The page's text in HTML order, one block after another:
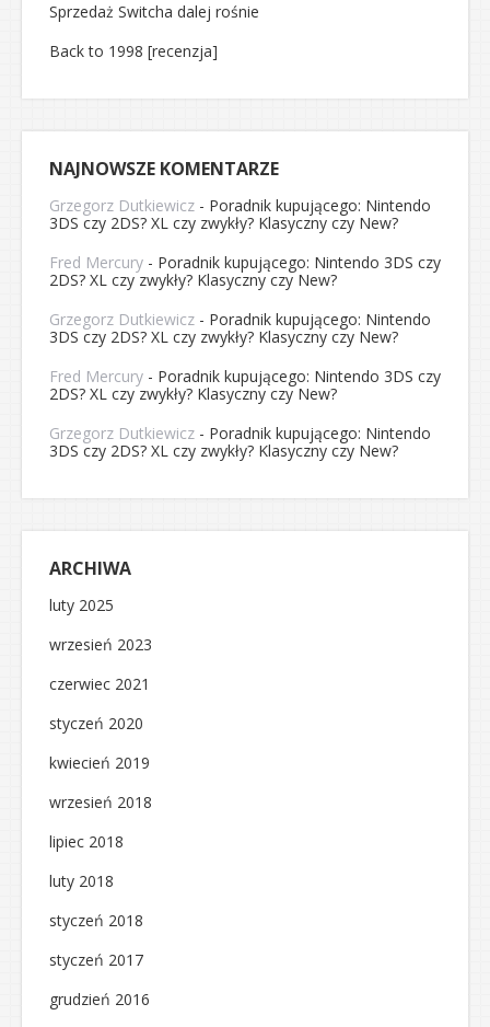
Sprzedaż Switcha dalej rośnie
Back to 1998 [recenzja]
NAJNOWSZE KOMENTARZE
Grzegorz Dutkiewicz - Poradnik kupującego: Nintendo
3DS czy 2DS? XL czy zwykły? Klasyczny czy New?
Fred Mercury - Poradnik kupującego: Nintendo 3DS czy
2DS? XL czy zwykły? Klasyczny czy New?
Grzegorz Dutkiewicz - Poradnik kupującego: Nintendo
3DS czy 2DS? XL czy zwykły? Klasyczny czy New?
Fred Mercury - Poradnik kupującego: Nintendo 3DS czy
2DS? XL czy zwykły? Klasyczny czy New?
Grzegorz Dutkiewicz - Poradnik kupującego: Nintendo
3DS czy 2DS? XL czy zwykły? Klasyczny czy New?
ARCHIWA
luty 2025
wrzesień 2023
czerwiec 2021
styczeń 2020
kwiecień 2019
wrzesień 2018
lipiec 2018
luty 2018
styczeń 2018
styczeń 2017
grudzień 2016